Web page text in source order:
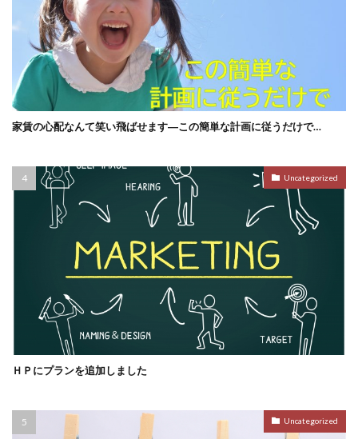
家賃の心配なんて笑い飛ばせます―この簡単な計画に従うだけで…
Uncategorized
ＨＰにプランを追加しました
Uncategorized